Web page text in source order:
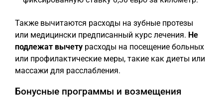
Также вычитаются расходы на зубные протезы
или медицински предписанный курс лечения. Не
подлежат вычету расходы на посещение больных
или профилактические меры, такие как диеты или
массажи для расслабления.
Бонусные программы и возмещения